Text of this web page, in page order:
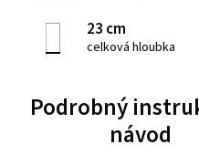
23 cm
celková hloubka
Podrobný
návod